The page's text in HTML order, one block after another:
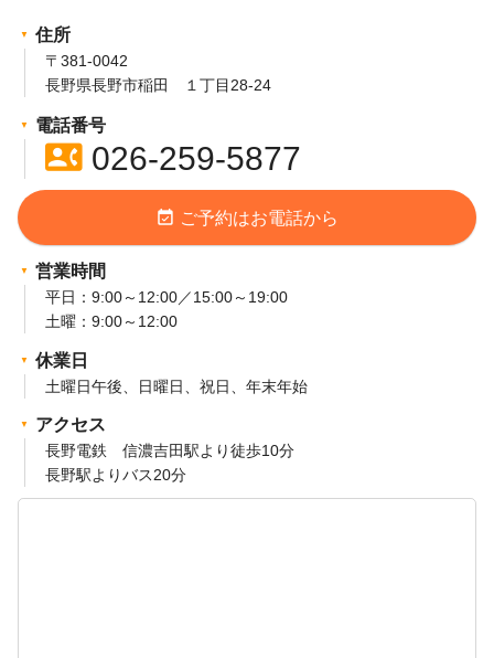
住所
〒381-0042
長野県長野市稲田 １丁目28-24
電話番号
contact_phone026-259-5877
event_available ご予約はお電話から
営業時間
平日：9:00～12:00／15:00～19:00
土曜：9:00～12:00
休業日
土曜日午後、日曜日、祝日、年末年始
アクセス
長野電鉄 信濃吉田駅より徒歩10分
長野駅よりバス20分